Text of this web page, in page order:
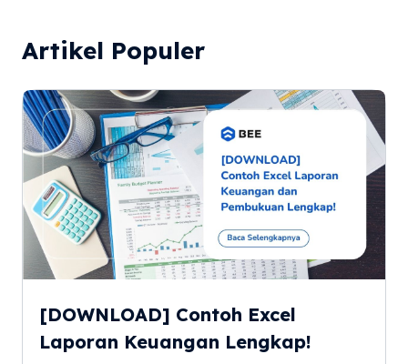
Artikel Populer
[DOWNLOAD] Contoh Excel
Laporan Keuangan Lengkap!